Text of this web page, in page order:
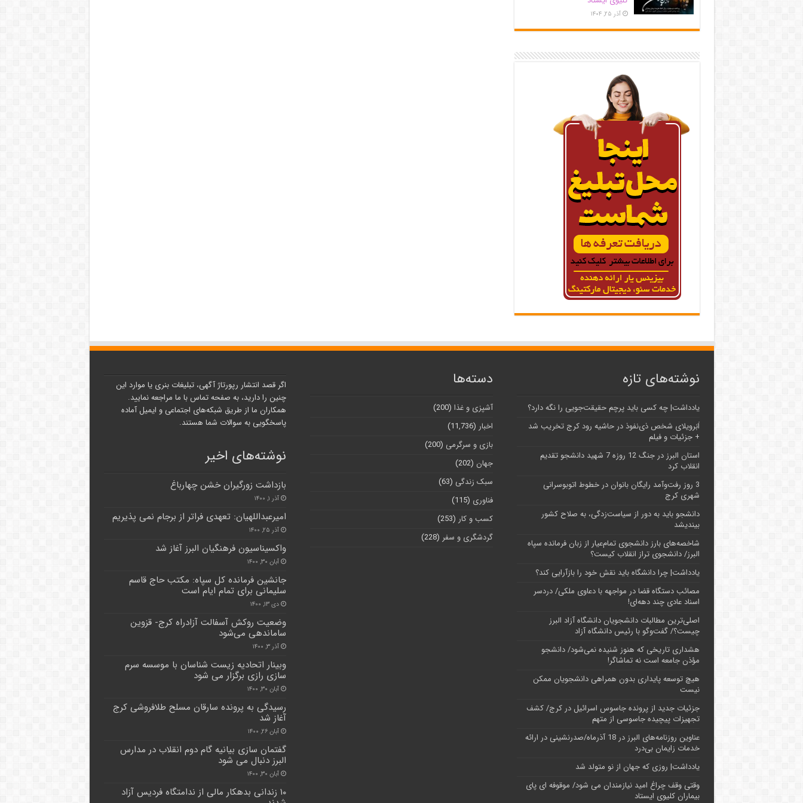
آذر ۲۵, ۱۴۰۴
نوشته‌های تازه
یادداشت| ‌چه کسی باید پرچم حقیقت‌جویی را نگه دارد؟
اَبَر‌ویلای شخص ذی‌نفوذ در حاشیه‌ رود کرج تخریب شد
+ جزئیات و فیلم
استان البرز در جنگ 12 روزه 7 شهید دانشجو تقدیم
انقلاب کرد
3 روز رفت‌وآمد رایگان بانوان در خطوط اتوبوسرانی
شهری کرج
دانشجو باید به دور از سیاست‌زدگی، به صلاح کشور
بیندیشد
شاخصه‌های بارز دانشجوی تمام‌عیار از زبان فرمانده سپاه
البرز/ دانشجوی تراز انقلاب کیست؟
یادداشت| چرا دانشگاه باید نقش خود را بازآرایی کند؟
مصائب دستگاه قضا در مواجهه با دعاوی ملکی/ دردسر
اسناد عادی چند‌ دهه‌ای!
اصلی‌ترین مطالبات دانشجویان دانشگاه آزاد البرز
چیست؟/ گفت‌وگو با رئیس دانشگاه آز‌اد
هشداری تاریخی که هنوز شنیده نمی‌شود/ دانشجو
مؤذن جامعه است نه تماشاگر!
هیچ توسعه پایداری بدون همراهی دانشجویان ممکن
نیست
جزئیات جدید از پرونده جاسوس اسرائیل در کرج/‌ کشف
تجهیزات پیچیده جاسوسی از متهم
عناوین روزنامه‌های البرز در ‌18 آذرماه/صدرنشینی در ارائه
خدمات زایمان بی‌درد
یادداشت| روزی که جهان از نو متولد شد
وقتی وقف چراغ امید نیازمندان می شود/ موقوفه ای پای
بیماران کلیوی ایستاد
دسته‌ها
آشپزی و غذا (200)
اخبار (11,736)
بازی و سرگرمی (200)
جهان (202)
سبک زندگی (63)
فناوری (115)
کسب و کار (253)
گردشگری و سفر (228)
اگر قصد انتشار رپورتاژ آگهی، تبلیغات بنری یا موارد این
چنین را دارید، به صفحه تماس با ما مراجعه نمایید.
همکاران ما از طریق شبکه‌های اجتماعی و ایمیل آماده
پاسخگویی به سوالات شما هستند.
نوشته‌های اخیر
بازداشت زورگیران خشن چهارباغ
آذر ۱, ۱۴۰۰
امیرعبداللهیان: تعهدی فراتر از برجام نمی پذیریم
آذر ۲۵, ۱۴۰۰
واکسیناسیون فرهنگیان البرز آغاز شد
آبان ۳۰, ۱۴۰۰
جانشین فرمانده کل سپاه: مکتب حاج قاسم
سلیمانی برای تمام ایام است
دی ۱۳, ۱۴۰۰
وضعیت روکش آسفالت آزادراه کرج- قزوین
ساماندهی می‌شود
آذر ۳, ۱۴۰۰
وبینار اتحادیه زیست شناسان با موسسه سرم
سازی رازی برگزار می شود
آبان ۳۰, ۱۴۰۰
رسیدگی به پرونده سارقان مسلح طلافروشی کرج
آغاز شد
آبان ۲۶, ۱۴۰۰
گفتمان سازی بیانیه گام دوم انقلاب در مدارس
البرز دنبال می شود
آبان ۳۰, ۱۴۰۰
۱۰ زندانی بدهکار مالی از ندامتگاه فردیس آزاد